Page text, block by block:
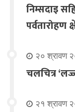
निम्सदाइ
पर्वतारोहण
२० श्रावण
चलचित्र
२१ श्रावण